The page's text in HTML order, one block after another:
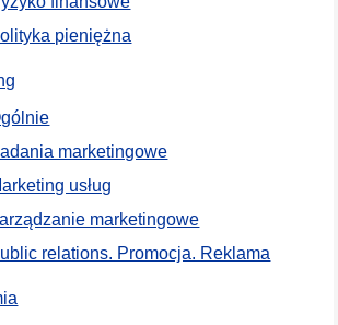
pieniężna
marketingowe
usług
marketingowe
relations. Promocja. Reklama